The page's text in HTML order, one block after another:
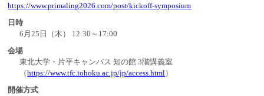
https://www.primaling2026.com/post/kickoff-symposium
日時
6月25日（木） 12:30～17:00
会場
東北大学・片平キャンパス 知の館 3階講義室
（https://www.tfc.tohoku.ac.jp/jp/access.html）
開催方式